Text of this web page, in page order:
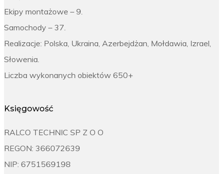
Ekipy montażowe – 9.
Samochody – 37.
Realizacje: Polska, Ukraina, Azerbejdżan, Mołdawia, Izrael,
Słowenia.
Liczba wykonanych obiektów 650+
Księgowość
RALCO TECHNIC SP Z O O
REGON: 366072639
NIP: 6751569198